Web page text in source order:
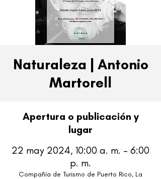
Naturaleza | Antonio
Martorell
Apertura o publicación y
lugar
22 may 2024, 10:00 a. m. – 6:00
p. m.
Compañía de Turismo de Puerto Rico, La